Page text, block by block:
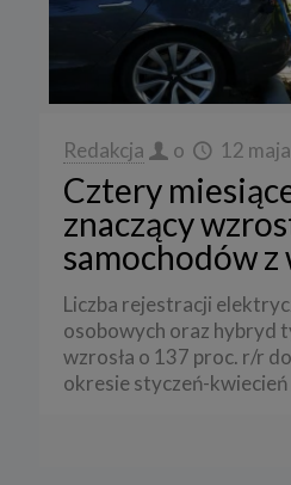
Redakcja o 12
Cztery
znaczący
samochodów z
Liczba rejestracji
osobowych oraz hybryd
wzrosła o 137 proc. r/r
okresie styczeń-kwiecień